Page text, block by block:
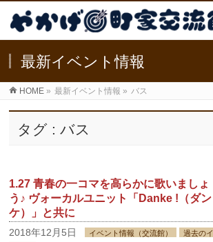
最新イベント情報
HOME » 最新イベント情報 » バス
タグ : バス
1.27 青春の一コマを高らかに歌いましょ
う♪ ヴォーカルユニット「Danke !（ダン
ケ）」と共に
2018年12月5日 イベント情報（交流館）
過去のイ